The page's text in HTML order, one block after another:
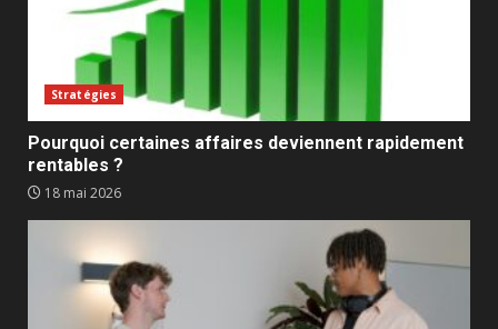
Stratégies
Pourquoi certaines affaires deviennent rapidement
rentables ?
18 mai 2026